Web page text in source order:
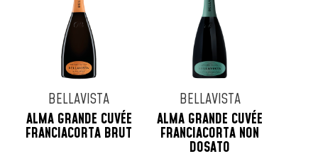
Zenato
BELLAVISTA
ALMA GRANDE CUVÉE
FRANCIACORTA BRUT
BELLAVISTA
ALMA GRANDE CUVÉE
FRANCIACORTA NON
DOSATO